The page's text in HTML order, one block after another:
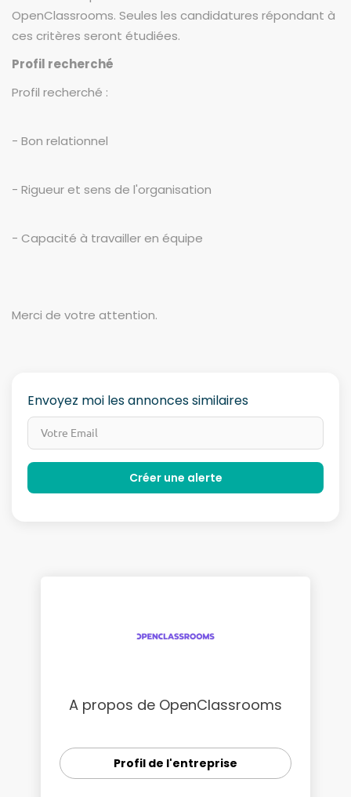
OpenClassrooms. Seules les candidatures répondant à
ces critères seront étudiées.
Profil recherché
Profil recherché :
- Bon relationnel
- Rigueur et sens de l'organisation
- Capacité à travailler en équipe
Merci de votre attention.
Envoyez moi les annonces similaires
A propos de OpenClassrooms
Profil de l'entreprise